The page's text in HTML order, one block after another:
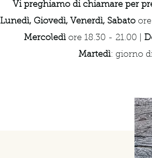
Vi preghiamo di chiamare per
Lunedì, Giovedì, Venerdì, Sabato
Mercoledì ore 18.30 - 21.00 |
Martedì: giorno